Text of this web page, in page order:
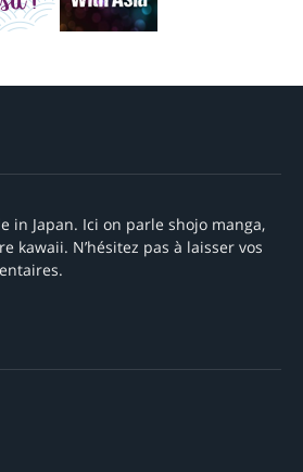
in Japan. Ici on parle shojo manga,
kawaii. N’hésitez pas à laisser vos